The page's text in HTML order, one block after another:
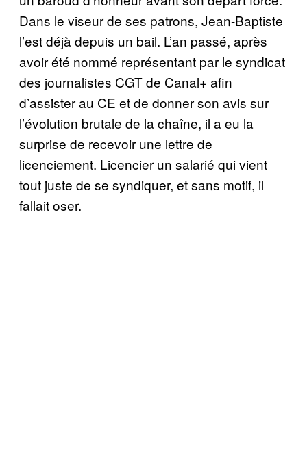
Dans le viseur de ses patrons, Jean-Baptiste
l’est déjà depuis un bail. L’an passé, après
avoir été nommé représentant par le syndicat
des journalistes CGT de Canal+ afin
d’assister au CE et de donner son avis sur
l’évolution brutale de la chaîne, il a eu la
surprise de recevoir une lettre de
licenciement. Licencier un salarié qui vient
tout juste de se syndiquer, et sans motif, il
fallait oser.